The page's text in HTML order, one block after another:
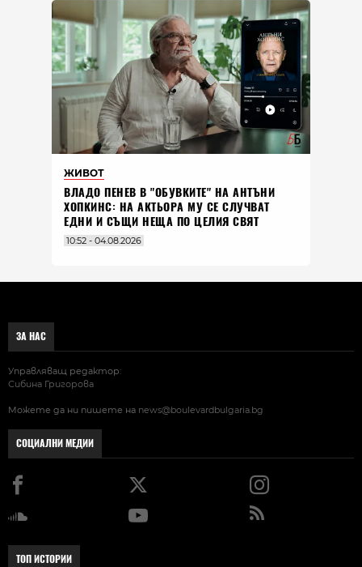
ЖИВОТ
ВЛАДO ПЕНЕВ В "ОБУВКИТЕ" НА АНТЪНИ
ХОПКИНС: НА АКТЬОРА МУ СЕ СЛУЧВАТ
ЕДНИ И СЪЩИ НЕЩА ПО ЦЕЛИЯ СВЯТ
10:52 - 04.08.2026
ЗА НАС
Управляващ редактор:
Сибина Григорова
Можете да ни пишете на news@boulevardbulgaria.bg
СОЦИАЛНИ МЕДИИ
ТОП ИСТОРИИ